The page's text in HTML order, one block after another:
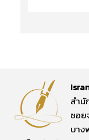
สำนั
ซอย
บาง